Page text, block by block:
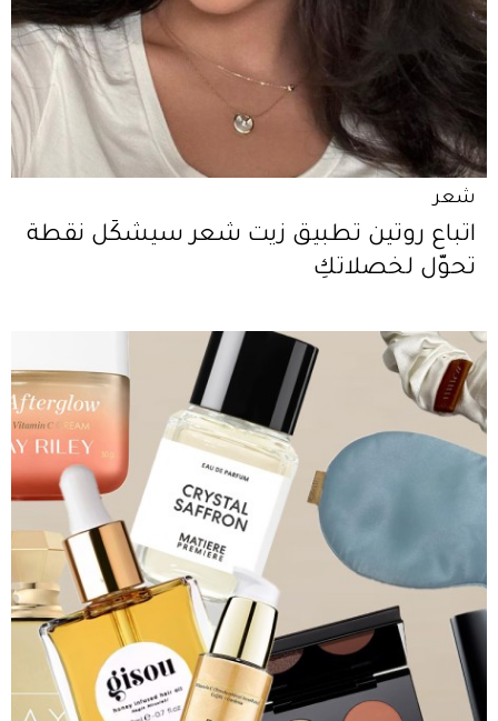
شعر
اتباع روتين تطبيق زيت شعر سيشكّل نقطة
تحوّل لخصلاتكِ